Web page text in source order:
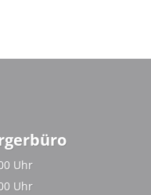
Uhr
19:00 Uhr
Uhr